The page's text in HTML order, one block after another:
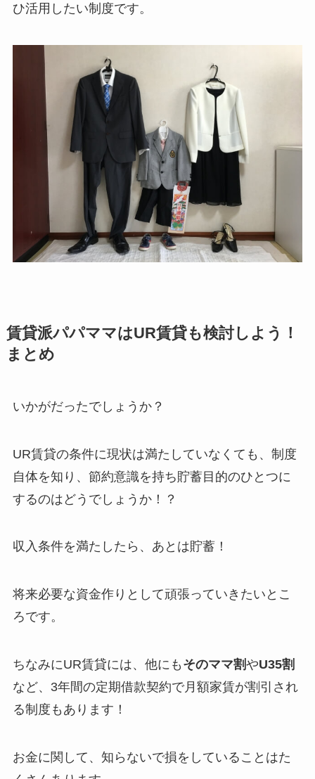
ひ活用したい制度です。
賃貸派パパママはUR賃貸も検討しよう！
まとめ
いかがだったでしょうか？
UR賃貸の条件に現状は満たしていなくても、制度
自体を知り、節約意識を持ち貯蓄目的のひとつに
するのはどうでしょうか！？
収入条件を満たしたら、あとは貯蓄！
将来必要な資金作りとして頑張っていきたいとこ
ろです。
ちなみにUR賃貸には、他にも そのママ割やU35割
など、3年間の定期借款契約で月額家賃が割引され
る制度もあります！
お金に関して、知らないで損をしていることはた